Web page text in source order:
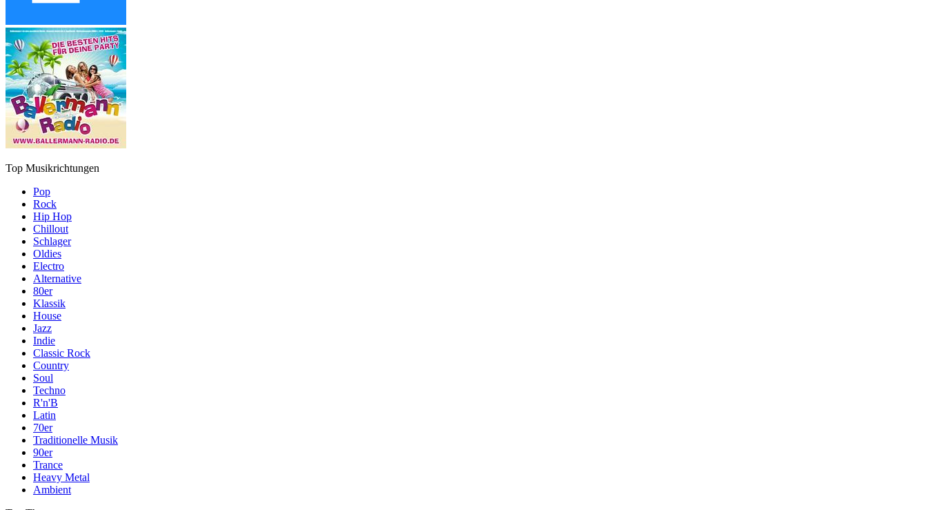
Top Musikrichtungen
Pop
Rock
Hip Hop
Chillout
Schlager
Oldies
Electro
Alternative
80er
Klassik
House
Jazz
Indie
Classic Rock
Country
Soul
Techno
R'n'B
Latin
70er
Traditionelle Musik
90er
Trance
Heavy Metal
Ambient